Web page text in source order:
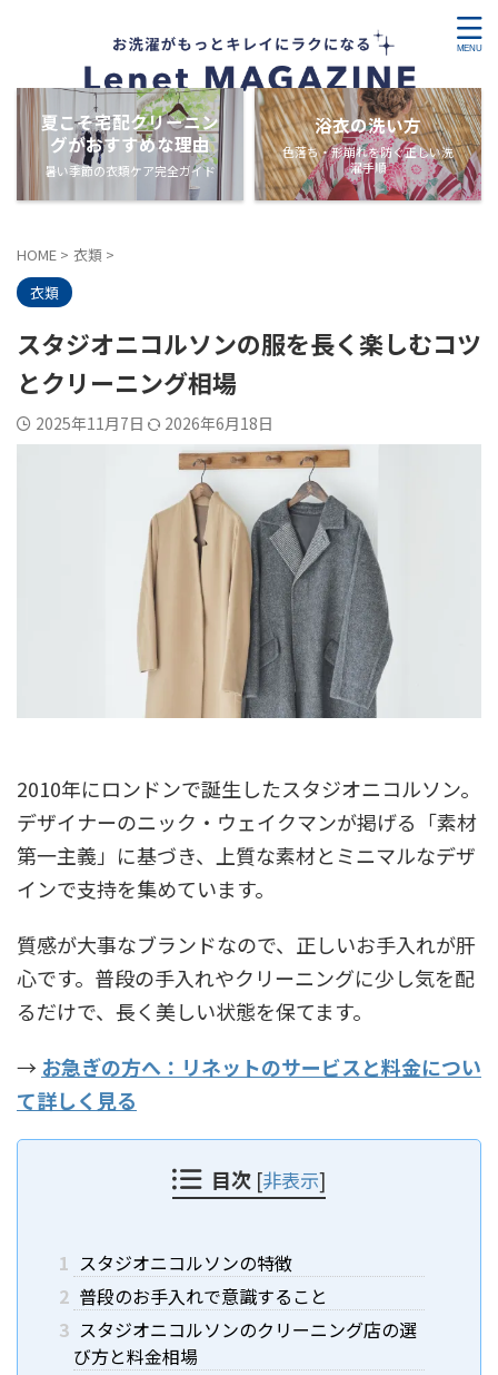
夏こそ宅配クリーニン
グがおすすめな理由
暑い季節の衣類ケア完全ガイド
浴衣の洗い方
色落ち・形崩れを防ぐ正しい洗
濯手順
HOME > 衣類 >
衣類
スタジオニコルソンの服を長く楽しむコツ
とクリーニング相場
2025年11月7日 2026年6月18日
2010年にロンドンで誕生したスタジオニコルソン。
デザイナーのニック・ウェイクマンが掲げる「素材
第一主義」に基づき、上質な素材とミニマルなデザ
インで支持を集めています。
質感が大事なブランドなので、正しいお手入れが肝
心です。普段の手入れやクリーニングに少し気を配
るだけで、長く美しい状態を保てます。
→ お急ぎの方へ：リネットのサービスと料金につい
て詳しく見る
目次 [非表示]
1 スタジオニコルソンの特徴
2 普段のお手入れで意識すること
3 スタジオニコルソンのクリーニング店の選
び方と料金相場